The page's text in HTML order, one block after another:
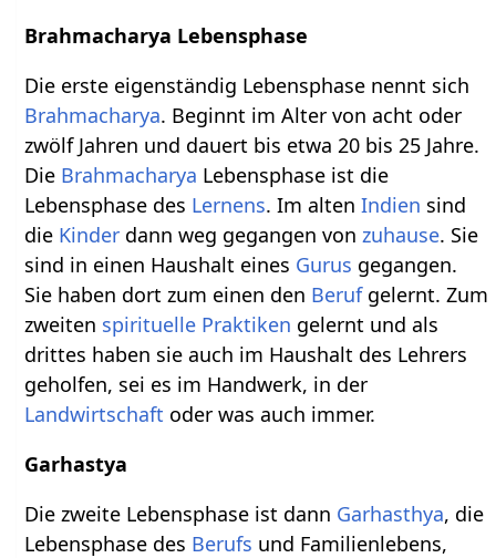
Brahmacharya Lebensphase
Die erste eigenständig Lebensphase nennt sich
Brahmacharya. Beginnt im Alter von acht oder
zwölf Jahren und dauert bis etwa 20 bis 25 Jahre.
Die Brahmacharya Lebensphase ist die
Lebensphase des Lernens. Im altenIndien sind
die Kinder dann weg gegangen vonzuhause. Sie
sind in einen Haushalt eines Gurus gegangen.
Sie haben dort zum einen den Berufgelernt. Zum
zweiten spirituelle Praktiken gelernt und als
drittes haben sie auch im Haushalt des Lehrers
geholfen, sei es im Handwerk, in der
Landwirtschaft oder was auch immer.
Garhastya
Die zweite Lebensphase ist dann Garhasthya, die
Lebensphase des Berufs und Familienlebens,